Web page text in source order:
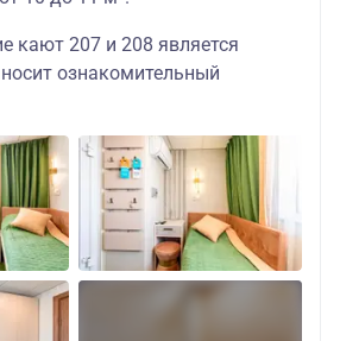
кают 207 и 208 является
ознакомительный